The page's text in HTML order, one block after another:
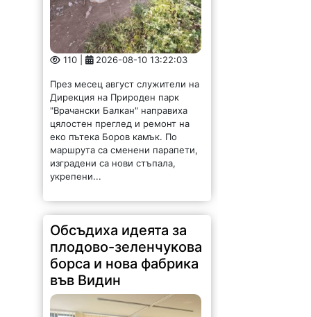
110 | 2026-08-10 13:22:03
През месец август служители на
Дирекция на Природен парк
"Врачански Балкан" направиха
цялостен преглед и ремонт на
еко пътека Боров камък. По
маршрута са сменени парапети,
изградени са нови стъпала,
укрепени...
Обсъдиха идеята за
плодово-зеленчукова
борса и нова фабрика
във Видин